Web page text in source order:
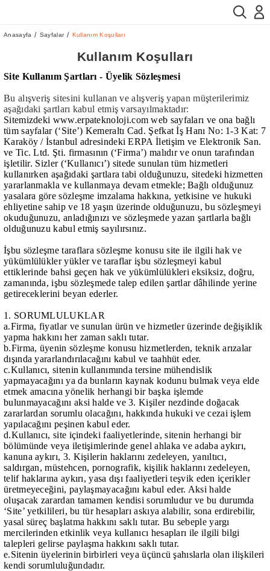
Anasayfa Sayfalar Kullanım Koşulları
Kullanım Koşulları
Site Kullanım Şartları - Üyelik Sözleşmesi
Bu alışveriş sitesini kullanan ve alışveriş yapan müşterilerimiz
aşağıdaki şartları kabul etmiş varsayılmaktadır:
Sitemizdeki www.erpateknoloji.com web sayfaları ve ona bağlı
tüm sayfalar (‘Site’) Kemeraltı Cad. Şefkat İş Hanı No: 1-3 Kat: 7
Karaköy / İstanbul adresindeki ERPA İletişim ve Elektronik San.
ve Tic. Ltd. Şti. firmasının (‘Firma’) malıdır ve onun tarafından
işletilir. Sizler (‘Kullanıcı’) sitede sunulan tüm hizmetleri
kullanırken aşağıdaki şartlara tabi olduğunuzu, sitedeki hizmetten
yararlanmakla ve kullanmaya devam etmekle; Bağlı olduğunuz
yasalara göre sözleşme imzalama hakkına, yetkisine ve hukuki
ehliyetine sahip ve 18 yaşın üzerinde olduğunuzu, bu sözleşmeyi
okuduğunuzu, anladığınızı ve sözleşmede yazan şartlarla bağlı
olduğunuzu kabul etmiş sayılırsınız.
İşbu sözleşme taraflara sözleşme konusu site ile ilgili hak ve
yükümlülükler yükler ve taraflar işbu sözleşmeyi kabul
ettiklerinde bahsi geçen hak ve yükümlülükleri eksiksiz, doğru,
zamanında, işbu sözleşmede talep edilen şartlar dâhilinde yerine
getireceklerini beyan ederler.
1. SORUMLULUKLAR
a.Firma, fiyatlar ve sunulan ürün ve hizmetler üzerinde değişiklik
yapma hakkını her zaman saklı tutar.
b.Firma, üyenin sözleşme konusu hizmetlerden, teknik arızalar
dışında yararlandırılacağını kabul ve taahhüt eder.
c.Kullanıcı, sitenin kullanımında tersine mühendislik
yapmayacağını ya da bunların kaynak kodunu bulmak veya elde
etmek amacına yönelik herhangi bir başka işlemde
bulunmayacağını aksi halde ve 3. Kişiler nezdinde doğacak
zararlardan sorumlu olacağını, hakkında hukuki ve cezai işlem
yapılacağını peşinen kabul eder.
d.Kullanıcı, site içindeki faaliyetlerinde, sitenin herhangi bir
bölümünde veya iletişimlerinde genel ahlaka ve adaba aykırı,
kanuna aykırı, 3. Kişilerin haklarını zedeleyen, yanıltıcı,
saldırgan, müstehcen, pornografik, kişilik haklarını zedeleyen,
telif haklarına aykırı, yasa dışı faaliyetleri teşvik eden içerikler
üretmeyeceğini, paylaşmayacağını kabul eder. Aksi halde
oluşacak zarardan tamamen kendisi sorumludur ve bu durumda
‘Site’ yetkilileri, bu tür hesapları askıya alabilir, sona erdirebilir,
yasal süreç başlatma hakkını saklı tutar. Bu sebeple yargı
mercilerinden etkinlik veya kullanıcı hesapları ile ilgili bilgi
talepleri gelirse paylaşma hakkını saklı tutar.
e.Sitenin üyelerinin birbirleri veya üçüncü şahıslarla olan ilişkileri
kendi sorumluluğundadır.